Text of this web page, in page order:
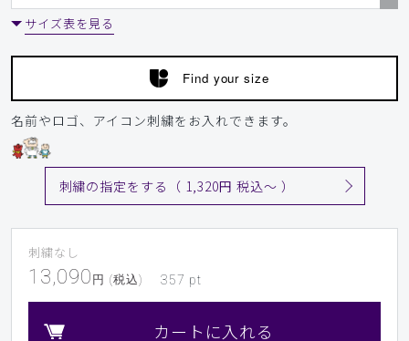
サイズ表を見る
Find your size
名前やロゴ、アイコン刺繍をお入れできます。
刺繍の指定をする（ 1,320円 税込〜 ）
刺繍なし
13,090 円 (税込) 357 pt
カートに入れる